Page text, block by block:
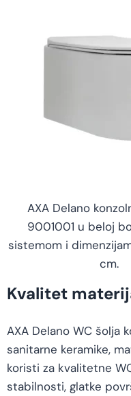
AXA Delano
9001001 u beloj
sistemom i
cm.
Kvalitet
AXA Delano WC šolja
sanitarne keramike,
koristi za kvalitetne
stabilnosti, glatke